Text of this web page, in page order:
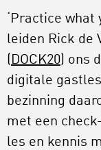
‘Practice
leiden Rick de
( DOCK20) ons
digitale
bezinning
met een
les en kennis